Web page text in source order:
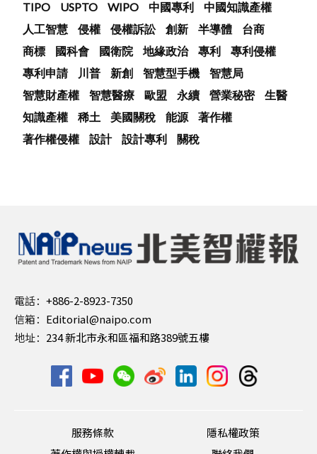
TIPO
USPTO WIPO 中國專利
中國知識產權
人工智慧
侵權 侵權訴訟 創新 半導體
台商
商標
國科會 國衛院 地緣政治 專利
專利侵權
專利申請
川普 新創 智慧型手機
智慧局
智慧財產權
智慧醫療 歐盟 永續 營業秘密
生醫
知識產權
稀土 美國關稅 能源
著作權
著作權侵權
設計 設計專利 關稅
電話： +886-2-8923-7350
信箱： Editorial@naipo.com
地址： 234 新北市永和區福和路389號五樓
服務條款
隱私權政策